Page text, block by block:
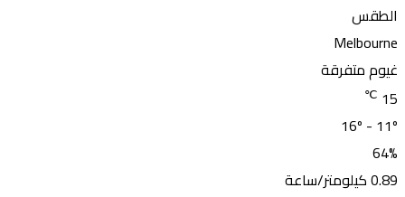
الطقس
Melbourne
غيوم متفرقة
15
℃
16º - 11º
64%
0.89 كيلومتر/ساعة